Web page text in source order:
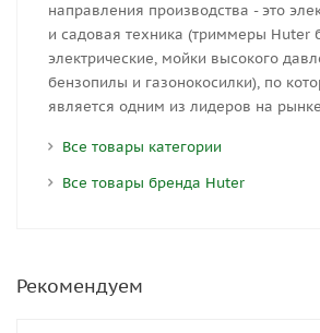
направления производства - это
и садовая техника (триммеры Huter
электрические, мойки высокого
бензопилы и газонокосилки), по
является одним из лидеров на
Все товары категории
Все товары бренда Huter
Рекомендуем